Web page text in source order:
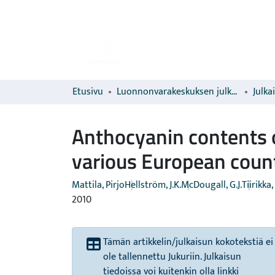
Etusivu Luonnonvarakeskuksen julkaisut
Anthocyanin contents
various European
Mattila, PirjoHellström, J.K.McDougall, G.J.Tiirikka,
2010
Tämän artikkelin/julkaisun kokotekstiä ei
ole tallennettu Jukuriin. Julkaisun
tiedoissa voi kuitenkin olla linkki